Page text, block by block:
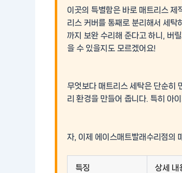
이곳의 특별함은 바로 매트리스 제
리스 커버를 통째로 분리해서 세탁
까지 보완 수리해 준다고 하니, 버
을 수 있을지도 모르겠어요!
무엇보다 매트리스 세탁은 단순히
리 환경을 만들어 줍니다. 특히 아
자, 이제 에이스매트빨래수리점의
특징 상세 내